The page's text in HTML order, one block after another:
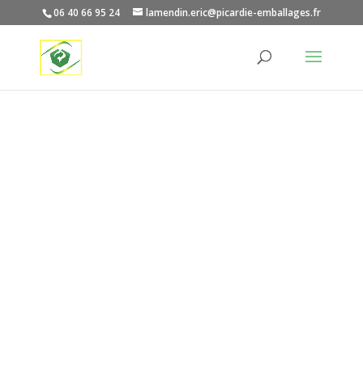
06 40 66 95 24 lamendin.eric@picardie-emballages.fr